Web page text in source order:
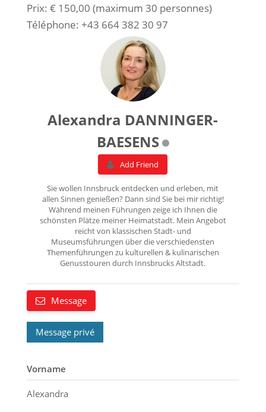
Prix: € 150,00 (maximum 30 personnes)
Téléphone: +43 664 382 30 97
Alexandra DANNINGER-
BAESENS
Add Friend
Sie wollen Innsbruck entdecken und erleben, mit
allen Sinnen genießen? Dann sind Sie bei mir richtig!
Während meinen Führungen zeige ich Ihnen die
schönsten Plätze meiner Heimatstadt. Mein Angebot
reicht von klassischen Stadt- und
Museumsführungen über die verschiedensten
Themenführungen zu kulturellen & kulinarischen
Genusstouren durch Innsbrucks Altstadt.
Message
Message privé
Vorname
Alexandra